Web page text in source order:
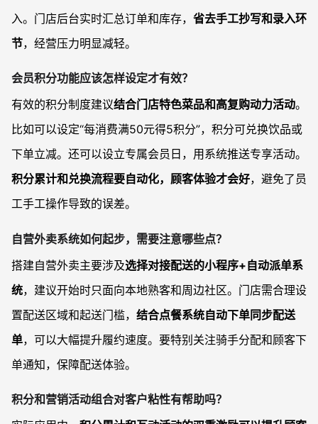
入。门店后台实时汇总订单和库存， 省去手工抄写和录入环
节，经营压力明显减轻。
会员积分功能应该怎样设定才有效？
有效的积分制度建议结合门店特色菜品和高复购动力活动。
比如可以设定“每消费满50元得5积分”，积分可兑换饮品或
下单立减。还可以设立专属会员日，用系统推送专享活动。
积分累计和兑换流程要自动化，顾客体验才会好，避免了员
工手工操作导致的误差。
自营外卖系统如何起步，需要注意哪些点？
搭建自营外卖主要涉及选择对接配送的小程序+自动派单系
统，建议开始时只面向本地熟客和周边社区。门店需合理设
置配送区域和起送门槛， 结合点餐系统自动下单同步配送
单，可以大幅提升履约速度。要特别关注骑手分配和顾客下
单通知，保障配送体验。
积分和营销活动组合对客户粘性有帮助吗？